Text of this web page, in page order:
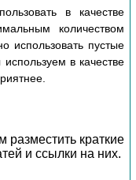
в качестве
количеством
использовать пустые
в качестве
краткие
и ссылки на них.